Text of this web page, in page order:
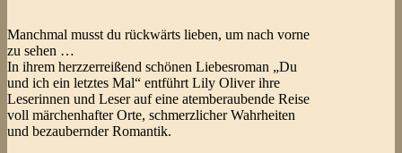
Manchmal musst du rückwärts lieben, um nach vorne
zu sehen …
In ihrem herzzerreißend schönen Liebesroman „Du
und ich ein letztes Mal“ entführt Lily Oliver ihre
Leserinnen und Leser auf eine atemberaubende Reise
voll märchenhafter Orte, schmerzlicher Wahrheiten
und bezaubernder Romantik.